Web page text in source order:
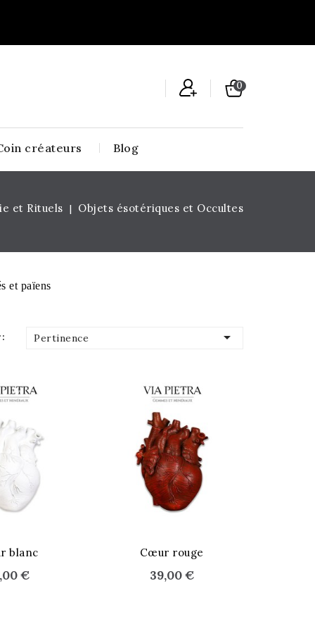
0
créateurs Blog
et Rituels Objets ésotériques et Occultes
et païens
Pertinence 
blanc
€
Cœur rouge
39,00 €